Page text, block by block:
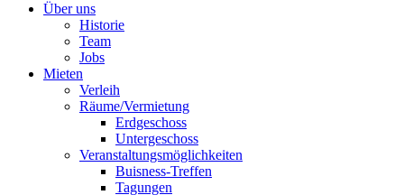
Über uns
Historie
Team
Jobs
Mieten
Verleih
Räume/Vermietung
Erdgeschoss
Untergeschoss
Veranstaltungsmöglichkeiten
Buisness-Treffen
Tagungen